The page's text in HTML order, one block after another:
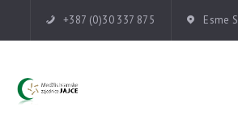
+387 (0)30 337 875 Esme